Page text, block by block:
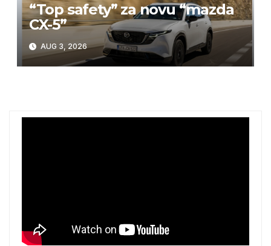
“Top safety” za novu “mazda
CX-5”
AUG 3, 2026